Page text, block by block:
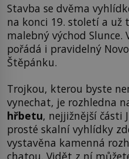
Stavba se dvěma
na konci 19. století a už
malebný východ Slunce.
pořádá i pravidelný
Štěpánku.
Trojkou, kterou byste
vynechat, je rozhledna
hřbetu, nejjižnější části
prosté skalní vyhlídky
vystavěna kamenná
chatou. Vidět z ní